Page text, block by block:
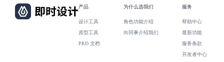
产品
设计工具
原型工具
PRD 文档
为什么选我们
角色功能介绍
向同事介绍我们
服务
帮助中心
最新功能
服务条款
开发者中心